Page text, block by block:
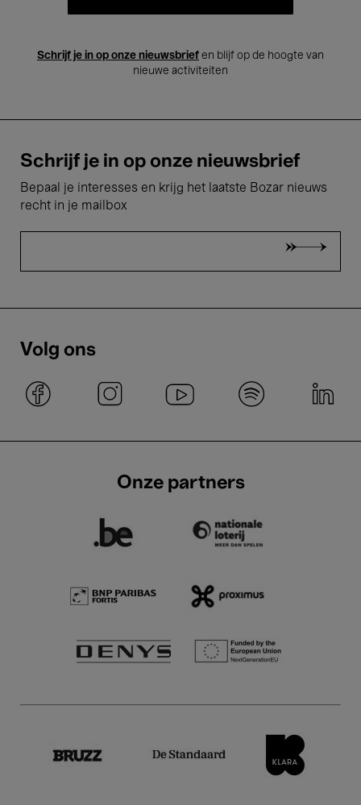
Schrijf je in op onze nieuwsbrief en blijf op de hoogte van
nieuwe activiteiten
Schrijf je in op onze nieuwsbrief
Bepaal je interesses en krijg het laatste Bozar nieuws
recht in je mailbox
Volg ons
Onze partners